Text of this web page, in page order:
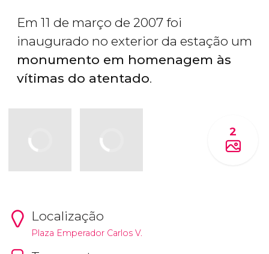
Em 11 de março de 2007 foi
inaugurado no exterior da estação um
monumento em homenagem às
vítimas do atentado.
2
Localização
Plaza Emperador Carlos V.